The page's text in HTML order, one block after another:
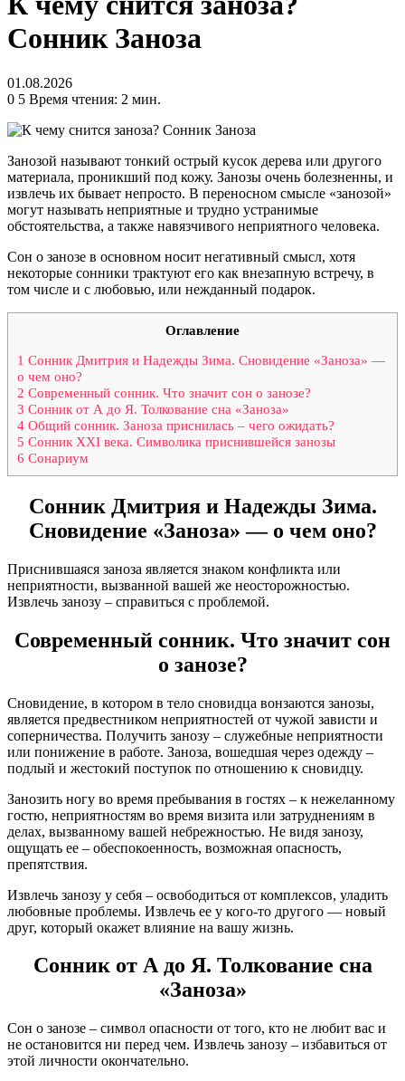
Сонник Заноза
01.08.2026
0 5 Время чтения: 2 мин.
Занозой называют тонкий острый кусок дерева или другого
материала, проникший под кожу. Занозы очень болезненны, и
извлечь их бывает непросто. В переносном смысле «занозой»
могут называть неприятные и трудно устранимые
обстоятельства, а также навязчивого неприятного человека.
Сон о занозе в основном носит негативный смысл, хотя
некоторые сонники трактуют его как внезапную встречу, в
том числе и с любовью, или нежданный подарок.
Оглавление
1 Сонник Дмитрия и Надежды Зима. Сновидение «Заноза» —
о чем оно?
2 Современный сонник. Что значит сон о занозе?
3 Сонник от А до Я. Толкование сна «Заноза»
4 Общий сонник. Заноза приснилась – чего ожидать?
5 Сонник XXI века. Символика приснившейся занозы
6 Сонариум
Сонник Дмитрия и Надежды Зима.
Сновидение «Заноза» — о чем оно?
Приснившаяся заноза является знаком конфликта или
неприятности, вызванной вашей же неосторожностью.
Извлечь занозу – справиться с проблемой.
Современный сонник. Что значит сон
о занозе?
Сновидение, в котором в тело сновидца вонзаются занозы,
является предвестником неприятностей от чужой зависти и
соперничества. Получить занозу – служебные неприятности
или понижение в работе. Заноза, вошедшая через одежду –
подлый и жестокий поступок по отношению к сновидцу.
Занозить ногу во время пребывания в гостях – к нежеланному
гостю, неприятностям во время визита или затруднениям в
делах, вызванному вашей небрежностью. Не видя занозу,
ощущать ее – обеспокоенность, возможная опасность,
препятствия.
Извлечь занозу у себя – освободиться от комплексов, уладить
любовные проблемы. Извлечь ее у кого-то другого — новый
друг, который окажет влияние на вашу жизнь.
Сонник от А до Я. Толкование сна
«Заноза»
Сон о занозе – символ опасности от того, кто не любит вас и
не остановится ни перед чем. Извлечь занозу – избавиться от
этой личности окончательно.